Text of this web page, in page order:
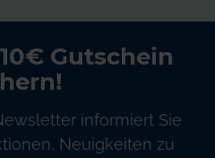
Gutschein
informiert Sie
Neuigkeiten zu